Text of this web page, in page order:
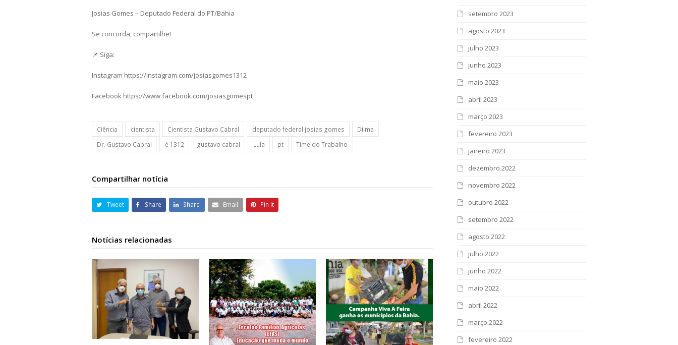
Josias Gomes – Deputado Federal do PT/Bahia
Se concorda, compartilhe!
📌 Siga:
Instagram https://instagram.com/josiasgomes1312
Facebook https://www.facebook.com/josiasgomespt
Ciência cientista Cientista Gustavo Cabral deputado federal josias gomes
Dilma
Dr. Gustavo Cabral
é 1312 gustavo cabral Lula pt Time do Trabalho
Compartilhar notícia
Tweet Share Share Email Pin It
Notícias relacionadas
setembro 2023
agosto 2023
julho 2023
junho 2023
maio 2023
abril 2023
março 2023
fevereiro 2023
janeiro 2023
dezembro 2022
novembro 2022
outubro 2022
setembro 2022
agosto 2022
julho 2022
junho 2022
maio 2022
abril 2022
março 2022
fevereiro 2022